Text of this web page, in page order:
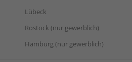
Lübeck
Rostock (nur gewerblich)
Hamburg (nur gewerblich)